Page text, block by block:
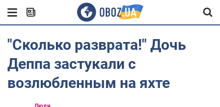
"Сколько разврата!" Дочь
Деппа застукали с
возлюбленным на яхте